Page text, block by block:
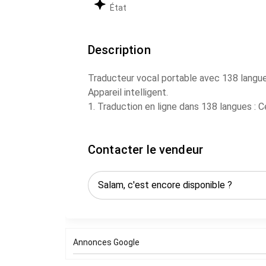
État
Description
Traducteur vocal portable avec 138
Appareil intelligent.
1. Traduction en ligne dans 138 langues :
2. Traduction hors ligne dans 17 langues :
pas de connexion Internet disponible.
étrangère.
Contacter le vendeur
Annonces Google